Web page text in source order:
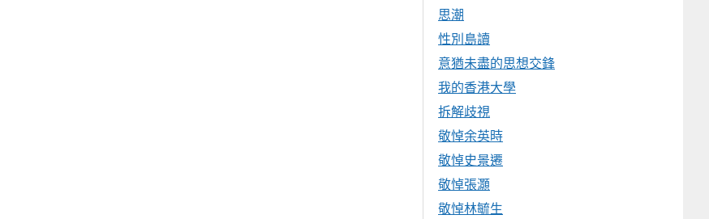
思潮
性別島讀
意猶未盡的思想交鋒
我的香港大學
拆解歧視
敬悼余英時
敬悼史景遷
敬悼張灝
敬悼林毓生